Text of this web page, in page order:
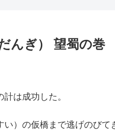
んぎ） 望蜀の巻
は成功した。
）の仮橋まで逃げのび